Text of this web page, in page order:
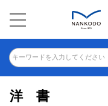
キーワードを入力してください
洋書